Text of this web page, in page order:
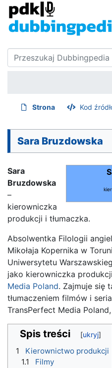
Strona Kod
Sara Bruzdowska
Sara
Bruzdowska
–
kierowniczka
produkcji i tłumaczka.
Absolwentka Filologii
Mikołaja Kopernika w
Uniwersytetu
jako kierowniczka
Media Poland. Zajmuje się
tłumaczeniem filmów i
TransPerfect Media
Spis treści
1
Kierownictwo produkcji
1.1
Filmy